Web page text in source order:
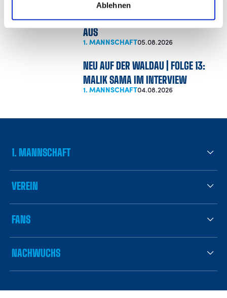
Ablehnen
SAMUEL UNSÖLD FÄLLT LANGFRISTIG
AUS
1. MANNSCHAFT05.08.2026
NEU AUF DER WALDAU | FOLGE 13:
MALIK SAMA IM INTERVIEW
1. MANNSCHAFT04.08.2026
1. MANNSCHAFT
VEREIN
FANS
NACHWUCHS